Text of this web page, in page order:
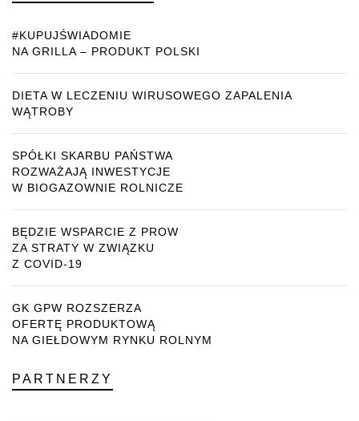
#KUPUJŚWIADOMIE
NA GRILLA – PRODUKT POLSKI
DIETA W LECZENIU WIRUSOWEGO ZAPALENIA
WĄTROBY
SPÓŁKI SKARBU PAŃSTWA
ROZWAŻAJĄ INWESTYCJE
W BIOGAZOWNIE ROLNICZE
BĘDZIE WSPARCIE Z PROW
ZA STRATY W ZWIĄZKU
Z COVID-19
GK GPW ROZSZERZA
OFERTĘ PRODUKTOWĄ
NA GIEŁDOWYM RYNKU ROLNYM
PARTNERZY